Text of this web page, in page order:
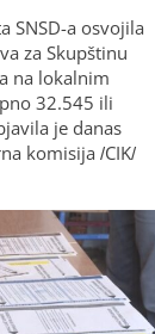
SNSD-a osvojila
za Skupštinu
na lokalnim
32.545 ili
je danas
komisija /CIK/